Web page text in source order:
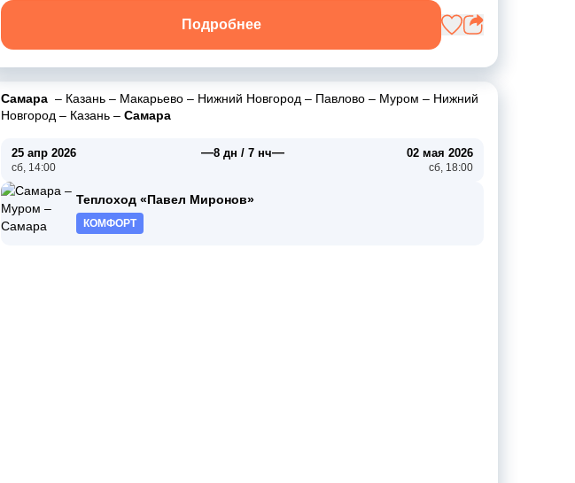
Подробнее
Самара – Казань – Макарьево – Нижний Новгород – Павлово – Муром – Нижний
Новгород – Казань – Самара
25 апр 2026
сб, 14:00
—8 дн / 7 нч— 02 мая 2026
сб, 18:00
Теплоход «Павел Миронов»
КОМФОРТ